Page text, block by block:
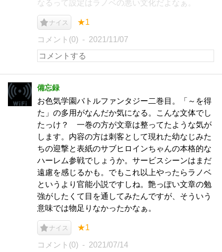
なるって設定はラノベの悪い文化だよなぁ。
ナイス ★1
コメント(0) 2021/11/07
備忘録
お色気学園バトルファンタジー二巻目。「～を得
た」の多用がなんだか気になる。こんな文体でし
たっけ？ 一巻の方が文章は整ってたような気が
します。内容の方は刺客として現れた幼なじみた
ちの迎撃と表紙のサブヒロインちゃんの本格的な
ハーレム参戦でしょうか。サービスシーンはまだ
遠慮を感じるかも。でもこれ以上やったらラノベ
というより官能小説ですしね。艶っぽい文章の勉
強がしたくて目を通してみたんですが、そういう
意味では物足りなかったかなぁ。
ナイス ★1
コメント(0) 2021/07/14